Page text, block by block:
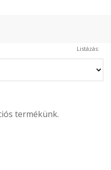
Listázás:
termékünk.